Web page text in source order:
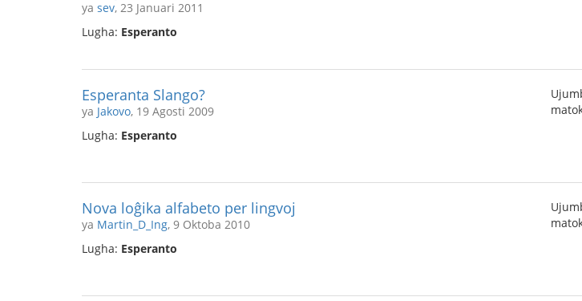
ya sev, 23 Januari 2011
Lugha: Esperanto
Esperanta Slango?
ya Jakovo, 19 Agosti 2009
Lugha: Esperanto
Nova loĝika alfabeto per lingvoj
ya Martin_D_Ing, 9 Oktoba 2010
Lugha: Esperanto